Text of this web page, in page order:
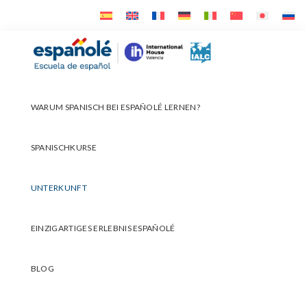
primary
WARUM SPANISCH BEI ESPAÑOLÉ LERNEN?
SPANISCHKURSE
UNTERKUNFT
EINZIGARTIGES ERLEBNIS ESPAÑOLÉ
BLOG